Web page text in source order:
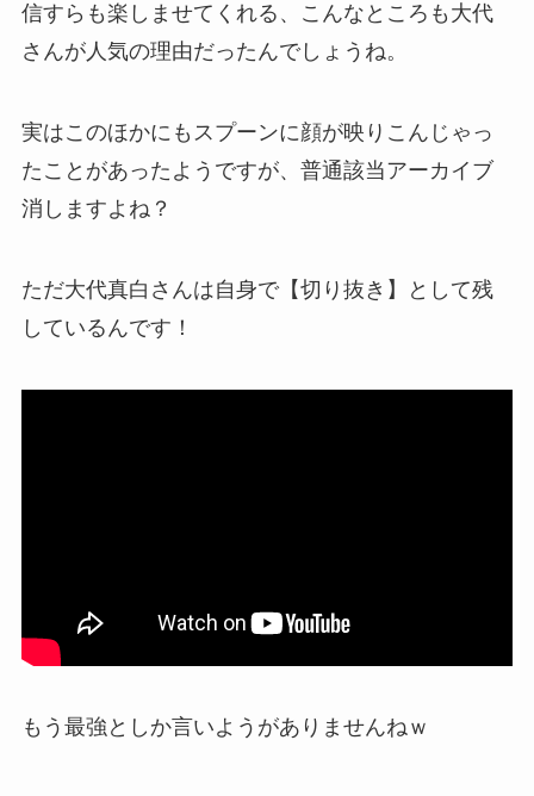
信すらも楽しませてくれる、こんなところも大代
さんが人気の理由だったんでしょうね。
実はこのほかにもスプーンに顔が映りこんじゃっ
たことがあったようですが、普通該当アーカイブ
消しますよね？
ただ大代真白さんは自身で【切り抜き】として残
しているんです！
もう最強としか言いようがありませんねｗ